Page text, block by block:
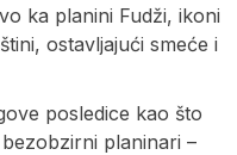
ka planini Fudži, ikoni
ostavljajući smeće i
posledice kao što
planinari –